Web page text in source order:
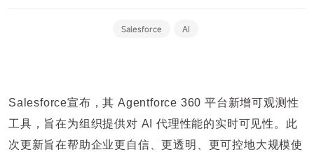
Salesforce AI
Salesforce宣布，其 Agentforce 360 平台新增可观测性
工具，旨在为组织提供对 AI 代理性能的实时可见性。此
次更新旨在帮助企业更自信、更透明、更可控地大规模使